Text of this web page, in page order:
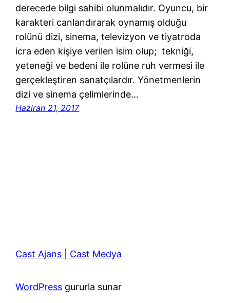
derecede bilgi sahibi olunmalıdır. Oyuncu, bir
karakteri canlandırarak oynamış olduğu
rolünü dizi, sinema, televizyon ve tiyatroda
icra eden kişiye verilen isim olup; tekniği,
yeteneği ve bedeni ile rolüne ruh vermesi ile
gerçekleştiren sanatçılardır. Yönetmenlerin
dizi ve sinema çelimlerinde…
Haziran 21, 2017
Cast Ajans | Cast Medya
WordPress gururla sunar